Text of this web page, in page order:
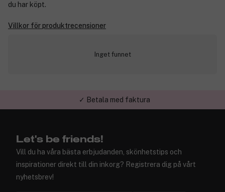
du har köpt.
Villkor för produktrecensioner
Inget funnet
Let's be friends!
Vill du ha våra bästa erbjudanden, skönhetstips och
inspirationer direkt till din inkorg? Registrera dig på vårt
nyhetsbrev!